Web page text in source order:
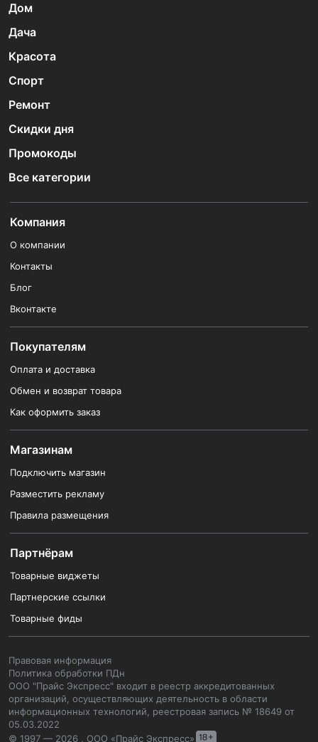
Дом
Дача
Красота
Спорт
Ремонт
Скидки дня
Промокоды
Все категории
Компания
О компании
Контакты
Блог
Вконтакте
Покупателям
Оплата и доставка
Обмен и возврат товара
Как оформить заказ
Магазинам
Подключить магазин
Разместить рекламу
Правила размещения
Партнёрам
Товарные виджеты
Партнерские ссылки
Товарные фиды
Правовая информация
Политика обработки ПДн
ООО "Прайс Экспресс" входит в реестр аккредитованных
организаций, осуществляющих деятельность в области
информационных технологий, реестровая запись № 18649 от
05.03.2022
© 1997 — 2026 , ООО «Прайс Экспресс»